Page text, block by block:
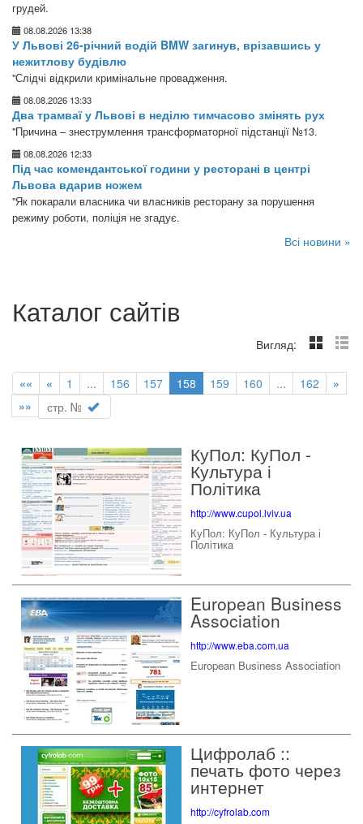
грудей.
08.08.2026 13:38
У Львові 26-річний водій BMW загинув, врізавшись у
нежитлову будівлю
"Слідчі відкрили кримінальне провадження.
08.08.2026 13:33
Два трамваї у Львові в неділю тимчасово змінять рух
"Причина – знеструмлення трансформаторної підстанції №13.
08.08.2026 12:33
Під час комендантської години у ресторані в центрі
Львова вдарив ножем
"Як покарали власника чи власників ресторану за порушення
режиму роботи, поліція не згадує.
Всі новини »
Каталог сайтів
Вигляд:
«« « 1 ... 156 157 158 159 160 ... 162
»
»»
КуПол: КуПол -
Культура і
Політика
http://www.cupol.lviv.ua
КуПол: КуПол - Культура і
Політика
European Business
Association
http://www.eba.com.ua
European Business Association
Цифролаб ::
печать фото через
интернет
http://cyfrolab.com